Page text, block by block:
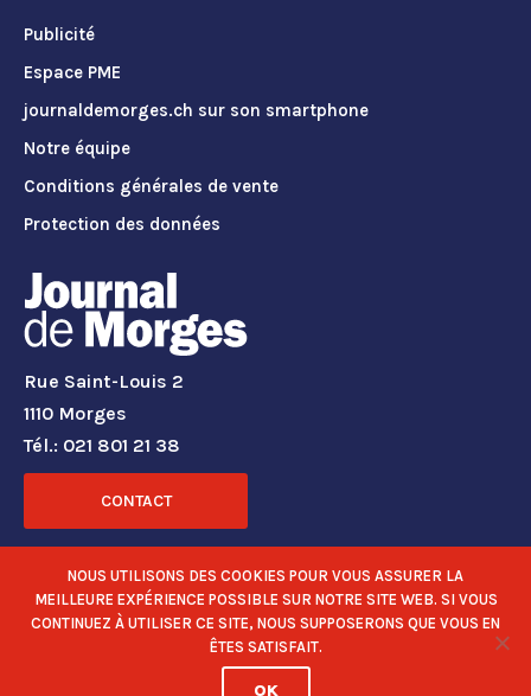
Publicité
Espace PME
journaldemorges.ch sur son smartphone
Notre équipe
Conditions générales de vente
Protection des données
Rue Saint-Louis 2
1110 Morges
Tél.: 021 801 21 38
CONTACT
RÉSEAUX SOCIAUX
NOUS UTILISONS DES COOKIES POUR VOUS ASSURER LA
MEILLEURE EXPÉRIENCE POSSIBLE SUR NOTRE SITE WEB. SI VOUS
CONTINUEZ À UTILISER CE SITE, NOUS SUPPOSERONS QUE VOUS EN
ÊTES SATISFAIT.
OK